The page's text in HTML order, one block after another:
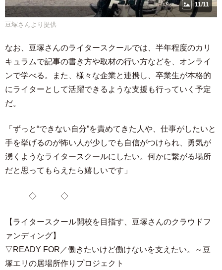
11/11
豆塚さんより提供
なお、豆塚さんのライタースクールでは、半年程度のカリ
キュラムで記事の書き方や取材の行い方などを、オンライ
ンで学べる。また、様々な企業と連携し、卒業生が本格的
にライターとして活躍できるような支援も行っていく予定
だ。
「ずっと“できない自分”を責めてきた人や、仕事がしたいと
手を挙げるのが怖い人が少しでも自信がつけられ、勇気が
湧くようなライタースクールにしたい。何かに繋がる場所
だと思ってもらえたら嬉しいです」
◇ ◇
【ライタースクール開校を目指す、豆塚さんのクラウドフ
ァンディング】
▽READY FOR／働きたいけど働けないを支えたい。～豆
塚エリの居場所作りプロジェクト